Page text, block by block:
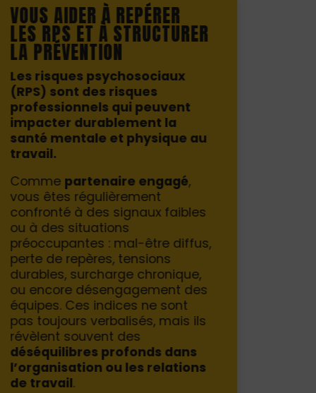
VOUS AIDER À REPÉRER
LES RPS ET À STRUCTURER
LA PRÉVENTION
Les risques psychosociaux
(RPS) sont des risques
professionnels qui peuvent
impacter durablement la
santé mentale et physique au
Commepartenaire engagé
vous êtes régulièrement
confronté à des signaux faibles
ou à des situations
préoccupantes : mal-être diffus,
perte de repères, tensions
durables, surcharge chronique,
ou encore désengagement des
équipes. Ces indices ne sont
pas toujours verbalisés, mais ils
révèlent souvent des
déséquilibres profonds dans
l’organisation ou les relations
de travail